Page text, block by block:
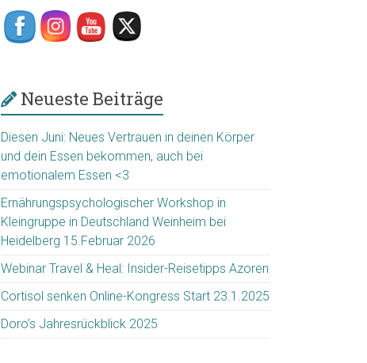
Neueste Beiträge
Diesen Juni: Neues Vertrauen in deinen Körper
und dein Essen bekommen, auch bei
emotionalem Essen <3
Ernährungspsychologischer Workshop in
Kleingruppe in Deutschland Weinheim bei
Heidelberg 15.Februar 2026
Webinar Travel & Heal: Insider-Reisetipps Azoren
Cortisol senken Online-Kongress Start 23.1.2025
Doro’s Jahresrückblick 2025